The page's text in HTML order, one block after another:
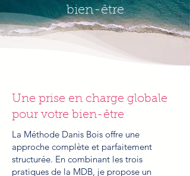
bien-être
Une prise en charge globale
pour votre bien-être
La Méthode Danis Bois offre une
approche complète et parfaitement
structurée. En combinant les trois
pratiques de la MDB, je propose un